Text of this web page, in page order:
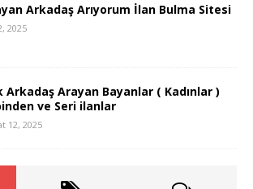
Arkadaş Arıyorum İlan Bulma Sitesi
2025
Arkadaş Arayan Bayanlar ( Kadınlar )
ve Seri ilanlar
12, 2025